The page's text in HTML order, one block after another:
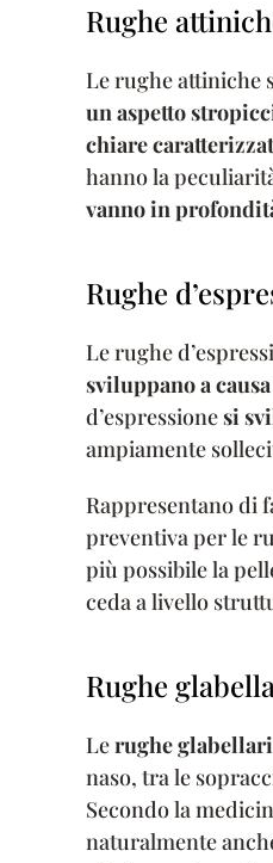
Rughe
Le rughe attiniche
un aspetto
chiare
hanno la
vanno in
Rughe
Le rughe
sviluppano a
d’espressionesi
ampiamente
Rappresentano di
preventiva per le
più possibile la
ceda a livello
Rughe
Lerughe
naso, tra le
Secondo la
naturalmente